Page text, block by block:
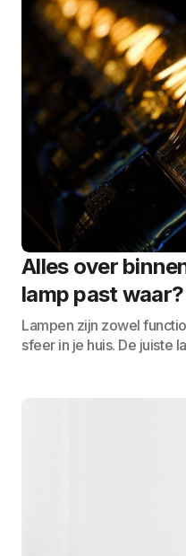
Alles over
lamp past waar?
Lampen zijn zowel
sfeer in je huis. De juiste